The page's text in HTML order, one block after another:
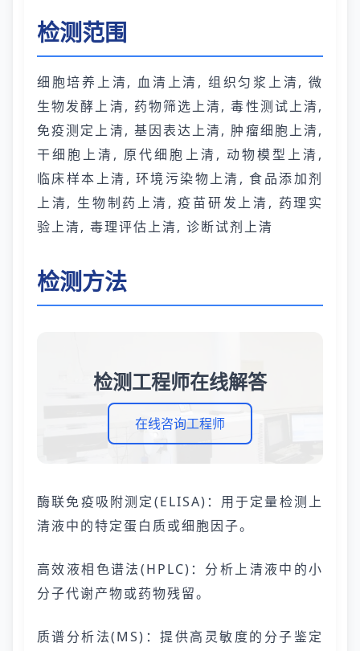
检测范围
细胞培养上清, 血清上清, 组织匀浆上清, 微
生物发酵上清, 药物筛选上清, 毒性测试上清,
免疫测定上清, 基因表达上清, 肿瘤细胞上清,
干细胞上清, 原代细胞上清, 动物模型上清,
临床样本上清, 环境污染物上清, 食品添加剂
上清, 生物制药上清, 疫苗研发上清, 药理实
验上清, 毒理评估上清, 诊断试剂上清
检测方法
检测工程师在线解答
在线咨询工程师
酶联免疫吸附测定(ELISA)：用于定量检测上
清液中的特定蛋白质或细胞因子。
高效液相色谱法(HPLC)：分析上清液中的小
分子代谢产物或药物残留。
质谱分析法(MS)：提供高灵敏度的分子鉴定